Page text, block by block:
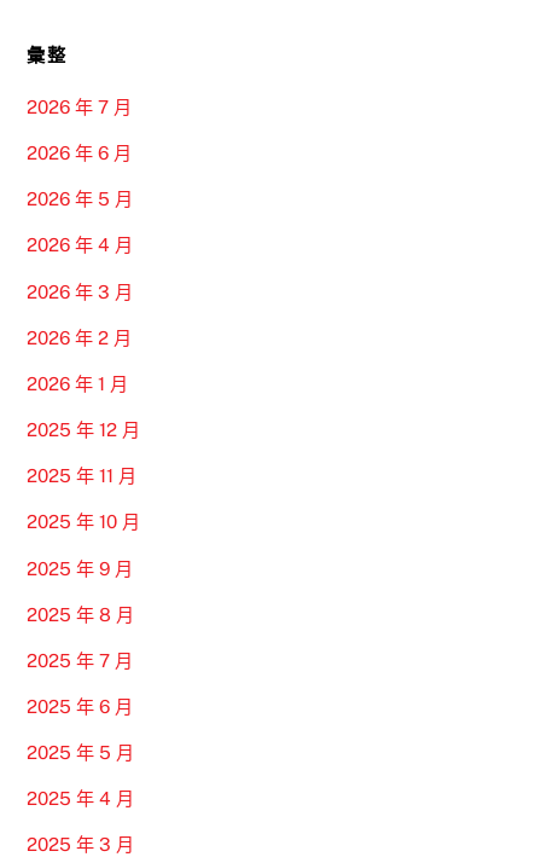
彙整
2026 年 7 月
2026 年 6 月
2026 年 5 月
2026 年 4 月
2026 年 3 月
2026 年 2 月
2026 年 1 月
2025 年 12 月
2025 年 11 月
2025 年 10 月
2025 年 9 月
2025 年 8 月
2025 年 7 月
2025 年 6 月
2025 年 5 月
2025 年 4 月
2025 年 3 月